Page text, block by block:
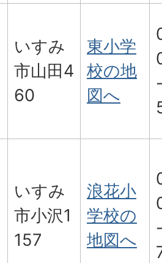
いすみ
市山田4
60
東小学
校の地
図へ
いすみ
市小沢1
157
浪花小
学校の
地図へ